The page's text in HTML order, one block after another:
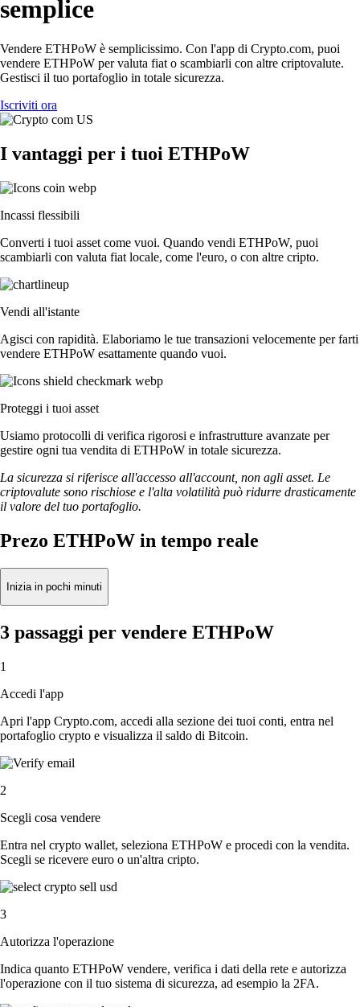
semplice
Vendere ETHPoW è semplicissimo. Con l'app di Crypto.com, puoi
vendere ETHPoW per valuta fiat o scambiarli con altre criptovalute.
Gestisci il tuo portafoglio in totale sicurezza.
Iscriviti ora
I vantaggi per i tuoi ETHPoW
Incassi flessibili
Converti i tuoi asset come vuoi. Quando vendi ETHPoW, puoi
scambiarli con valuta fiat locale, come l'euro, o con altre cripto.
Vendi all'istante
Agisci con rapidità. Elaboriamo le tue transazioni velocemente per farti
vendere ETHPoW esattamente quando vuoi.
Proteggi i tuoi asset
Usiamo protocolli di verifica rigorosi e infrastrutture avanzate per
gestire ogni tua vendita di ETHPoW in totale sicurezza.
La sicurezza si riferisce all'accesso all'account, non agli asset. Le
criptovalute sono rischiose e l'alta volatilità può ridurre drasticamente
il valore del tuo portafoglio.
Prezo ETHPoW in tempo reale
Inizia in pochi minuti
3 passaggi per vendere ETHPoW
1
Accedi l'app
Apri l'app Crypto.com, accedi alla sezione dei tuoi conti, entra nel
portafoglio crypto e visualizza il saldo di Bitcoin.
2
Scegli cosa vendere
Entra nel crypto wallet, seleziona ETHPoW e procedi con la vendita.
Scegli se ricevere euro o un'altra cripto.
3
Autorizza l'operazione
Indica quanto ETHPoW vendere, verifica i dati della rete e autorizza
l'operazione con il tuo sistema di sicurezza, ad esempio la 2FA.